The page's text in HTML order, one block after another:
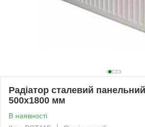
Радіатор сталевий
500х1800 мм
В наявності